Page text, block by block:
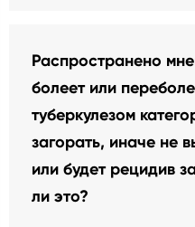
Распространено
болеет или
туберкулезом
загорать, иначе не
или будет рецидив
ли это?